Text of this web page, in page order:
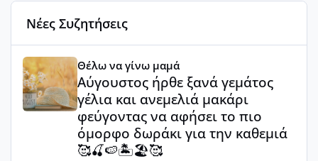
Νέες Συζητήσεις
Αύγουστος ήρθε ξανά γεμάτος γέλια και ανεμελιά
Θέλω να γίνω μαμά
Αύγουστος ήρθε ξανά γεμάτος
γέλια και ανεμελιά μακάρι
φεύγοντας να αφήσει το πιο
όμορφο δωράκι για την καθεμιά
🥰🍒🍉🏝️🏖️🥰